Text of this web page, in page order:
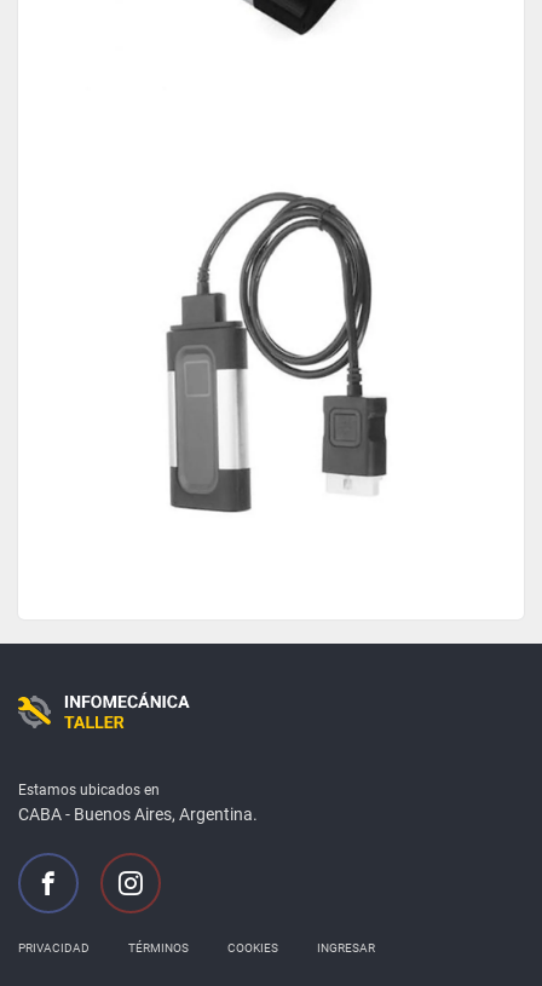
Estamos ubicados en
CABA - Buenos Aires, Argentina.
 
PRIVACIDAD TÉRMINOS COOKIES INGRESAR